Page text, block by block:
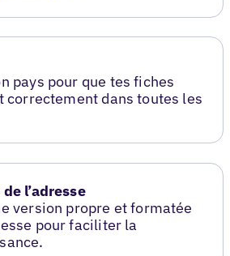
pays pour que tes fiches
correctement dans toutes les
l’adresse
version propre et formatée
pour faciliter la